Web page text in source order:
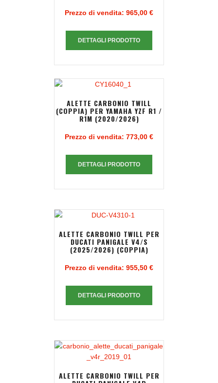
Prezzo di vendita: 965,00 €
DETTAGLI PRODOTTO
ALETTE CARBONIO TWILL
(COPPIA) PER YAMAHA YZF R1 /
R1M (2020/2026)
Prezzo di vendita: 773,00 €
DETTAGLI PRODOTTO
ALETTE CARBONIO TWILL PER
DUCATI PANIGALE V4/S
(2025/2026) (COPPIA)
Prezzo di vendita: 955,50 €
DETTAGLI PRODOTTO
ALETTE CARBONIO TWILL PER